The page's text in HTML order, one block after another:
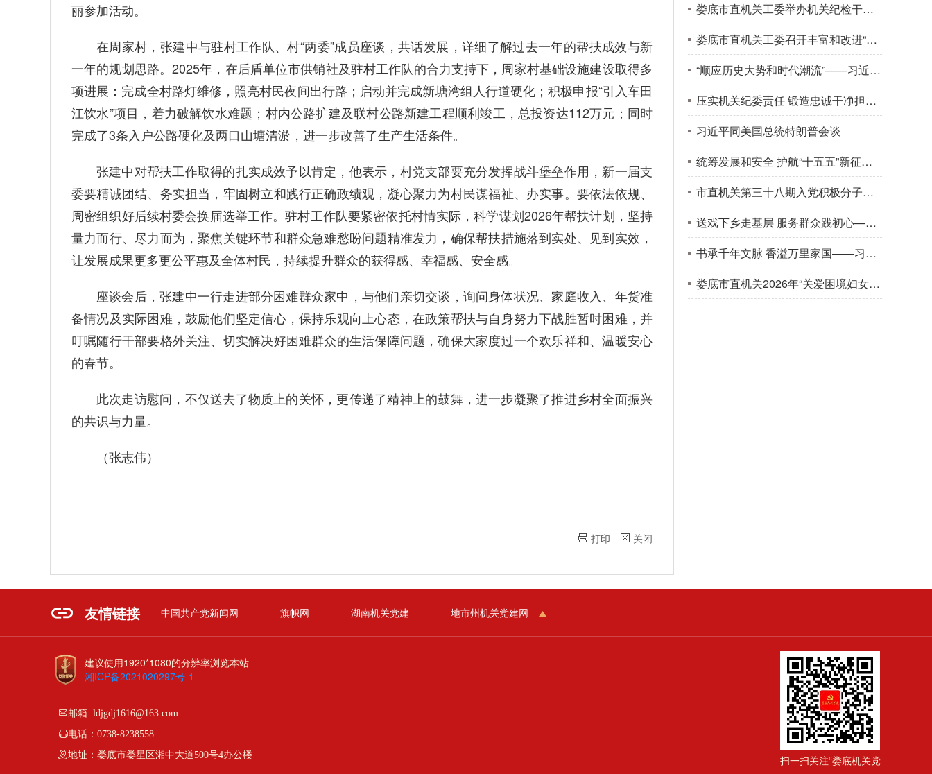
丽参加活动。
在周家村，张建中与驻村工作队、村“两委”成员座谈，共话发展，详细了解过去一年的帮扶成效与新
一年的规划思路。2025年，在后盾单位市供销社及驻村工作队的合力支持下，周家村基础设施建设取得多
项进展：完成全村路灯维修，照亮村民夜间出行路；启动并完成新塘湾组人行道硬化；积极申报“引入车田
江饮水”项目，着力破解饮水难题；村内公路扩建及联村公路新建工程顺利竣工，总投资达112万元；同时
完成了3条入户公路硬化及两口山塘清淤，进一步改善了生产生活条件。
张建中对帮扶工作取得的扎实成效予以肯定，他表示，村党支部要充分发挥战斗堡垒作用，新一届支
委要精诚团结、务实担当，牢固树立和践行正确政绩观，凝心聚力为村民谋福祉、办实事。要依法依规、
周密组织好后续村委会换届选举工作。驻村工作队要紧密依托村情实际，科学谋划2026年帮扶计划，坚持
量力而行、尽力而为，聚焦关键环节和群众急难愁盼问题精准发力，确保帮扶措施落到实处、见到实效，
让发展成果更多更公平惠及全体村民，持续提升群众的获得感、幸福感、安全感。
座谈会后，张建中一行走进部分困难群众家中，与他们亲切交谈，询问身体状况、家庭收入、年货准
备情况及实际困难，鼓励他们坚定信心，保持乐观向上心态，在政策帮扶与自身努力下战胜暂时困难，并
叮嘱随行干部要格外关注、切实解决好困难群众的生活保障问题，确保大家度过一个欢乐祥和、温暖安心
的春节。
此次走访慰问，不仅送去了物质上的关怀，更传递了精神上的鼓舞，进一步凝聚了推进乡村全面振兴
的共识与力量。
（张志伟）
打印 关闭
娄底市直机关工委举办机关纪检干部培训班
娄底市直机关工委召开丰富和改进“三会一课”内容和形式座谈会
“顺应历史大势和时代潮流”——习近平主席同普京总统会晤侧记
压实机关纪委责任 锻造忠诚干净担当纪检铁军——2025年度娄底市直单位机关纪委书记述职讲评会召开
习近平同美国总统特朗普会谈
统筹发展和安全 护航“十五五”新征程——第五期“娄直·青视角”活动举办
市直机关第三十八期入党积极分子培训班开班 刘小辉出席开班式并作专题辅导
送戏下乡走基层 服务群众践初心——娄底市地域文化传承研究中心联合省花鼓戏保护传承中心走进油溪桥村
书承千年文脉 香溢万里家国——习近平文化思想引领书香社会建设
娄底市直机关2026年“关爱困境妇女儿童·圆梦微心愿”公益募捐活动部署会召开
友情链接 中国共产党新闻网 旗帜网 湖南机关党建 地市州机关党建网
建议使用1920*1080的分辨率浏览本站
湘ICP备2021020297号-1
邮箱: ldjgdj1616@163.com
电话：0738-8238558
地址：娄底市娄星区湘中大道500号4办公楼
扫一扫关注“娄底机关党